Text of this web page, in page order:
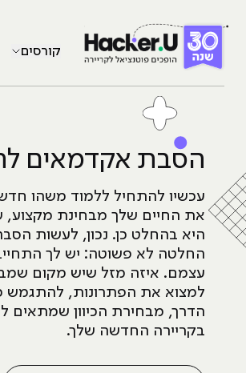
קורסים
הסבת אקדמאים
עכשיו להתחיל ללמוד משהו
את החיים שלך מבחינת
היא בהחלט כן. נכון, לעשות
החלטה לא פשוטה: יש לך
עצמם. איזה מזל שיש מקום
למצוא את הפתרונות, להתגמש
הדרך, מבחירת הכיוון
בקריירה החדשה שלך.